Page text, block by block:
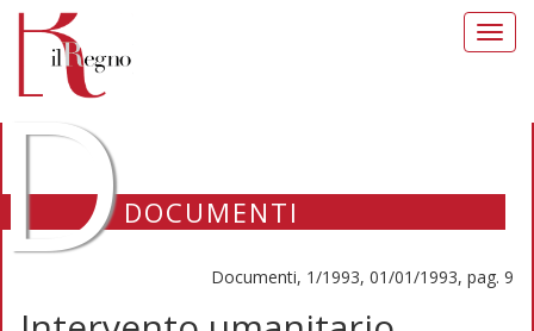
DOCUMENTI
Documenti, 1/1993, 01/01/1993, pag. 9